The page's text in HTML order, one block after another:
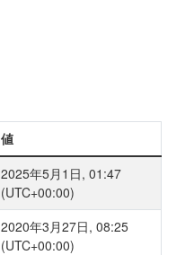
値
2025年5月1日, 01:47
(UTC+00:00)
2020年3月27日, 08:25
(UTC+00:00)